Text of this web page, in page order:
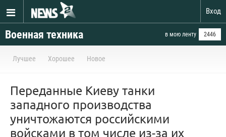
Вход
Военная техника в мою ленту 2446
Лучшее Хорошее Новое
Переданные Киеву танки
западного производства
уничтожаются российскими
войсками в том числе из-за их